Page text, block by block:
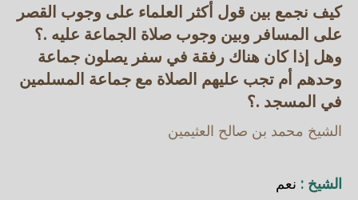
كيف نجمع بين قول أكثر العلماء على وجوب القصر
على المسافر وبين وجوب صلاة الجماعة عليه .؟
وهل إذا كان هناك رفقة في سفر يصلون جماعة
وحدهم أم تجب عليهم الصلاة مع جماعة المسلمين
في المسجد .؟
الشيخ محمد بن صالح العثيمين
الشيخ : نعم